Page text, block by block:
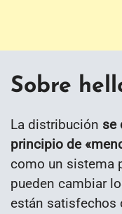
Sobre
La distribución se
principio de
como un sistema
pueden cambiar
están satisfechos